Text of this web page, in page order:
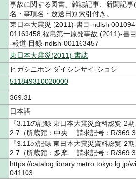
事故に関する図書、雑誌記事、新聞記
名・事項名・放送日別索引付き。
東日本大震災 (2011)-書目-ndlsh-
01163458,福島第一原発事故 (2011)-書
-報道-目録-ndlsh-001163457
東日本大震災(2011)-書誌
ヒガシニホン ダイシンサイ-ショシ
511849310020000
369.31
日本語
『3.11の記録 東日本大震災資料総覧
2.7（所蔵館：中央 請求記号：R/
『3.11の記録 東日本大震災資料総覧
2.7（所蔵館：多摩 請求記号：R/
https://catalog.library.metro.tokyo.lg.jp/
041103